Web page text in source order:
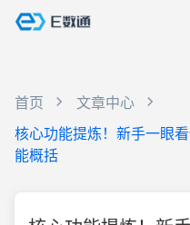
首页
文章中心
核心功能提炼！新手一眼
能概括